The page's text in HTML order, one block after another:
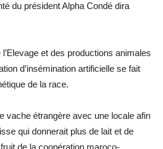
du président Alpha Condé dira
et des productions animales
d’insémination artificielle se fait
de la race.
vache étrangère avec une locale afin
qui donnerait plus de lait et de